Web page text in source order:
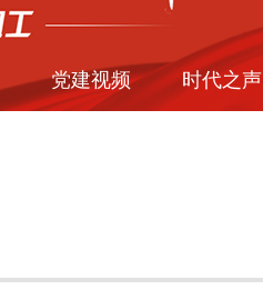
党建视频 时代之声